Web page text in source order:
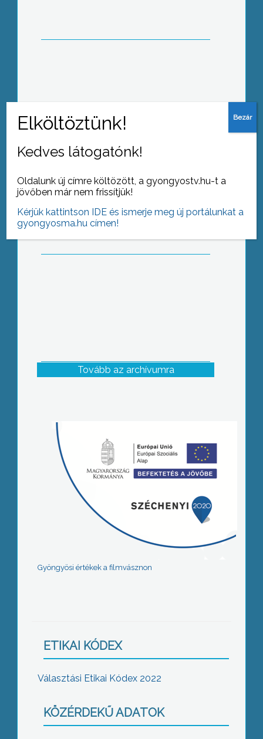
Más a Politika
Vissza kell vinni a verset oda, ahol
Tovább az archívumra
Gyöngyösi értékek a filmvásznon
ETIKAI KÓDEX
Választási Etikai Kódex 2022
KÖZÉRDEKŰ ADATOK
Kedves látogatónk!
Oldalunk új címre költözött, a gyongyostv.hu-t a
jövőben már nem frissítjük!
Kérjük kattintson IDE és ismerje meg új portálunkat a
gyongyosma.hu címen!